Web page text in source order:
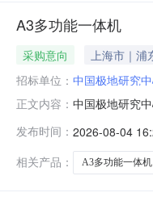
A3多功能一体机
采购意向 上海市｜浦
招标单位： 中国极地研究
正文内容： 中国极地研究
况：A3一体机
发布时间： 2026-08-04
相关产品：
A3多功能一体机